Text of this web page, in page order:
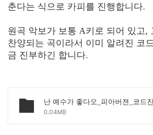
춘다는 식으로 카피를 진행합니다.
원곡 악보가 보통 A키로 되어 있고,
찬양되는 곡이라서 이미 알려진 코
금 진부하긴 합니다.
난 예수가 좋다오_피아버젼_코드
0.04MB